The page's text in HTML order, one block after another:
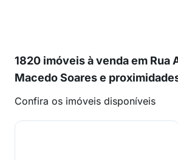
1820 imóveis à venda em Rua
Macedo Soares e
Confira os imóveis disponíveis